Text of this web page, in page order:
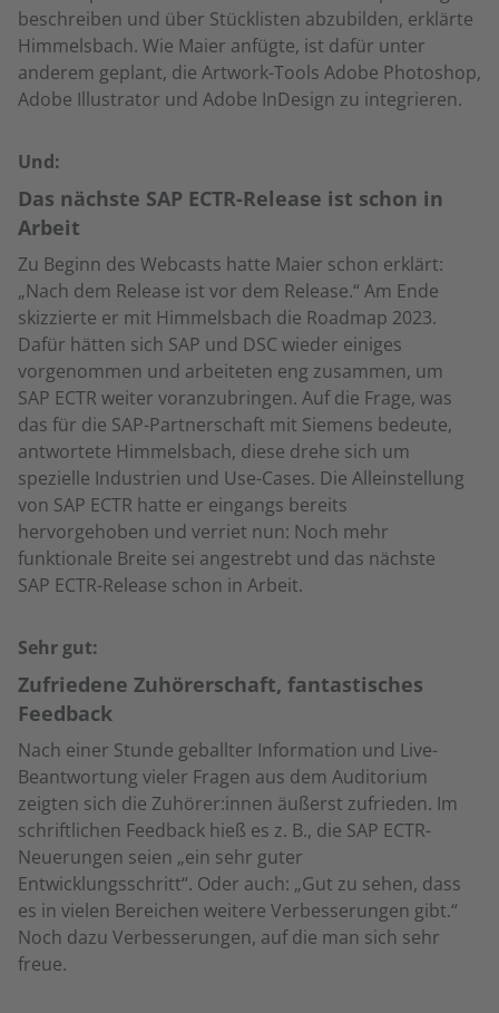
beschreiben und über Stücklisten abzubilden, erklärte
Himmelsbach. Wie Maier anfügte, ist dafür unter
anderem geplant, die Artwork-Tools Adobe Photoshop,
Adobe Illustrator und Adobe InDesign zu integrieren.
Und:
Das nächste SAP ECTR-Release ist schon in
Arbeit
Zu Beginn des Webcasts hatte Maier schon erklärt:
„Nach dem Release ist vor dem Release.“ Am Ende
skizzierte er mit Himmelsbach die Roadmap 2023.
Dafür hätten sich SAP und DSC wieder einiges
vorgenommen und arbeiteten eng zusammen, um
SAP ECTR weiter voranzubringen. Auf die Frage, was
das für die SAP-Partnerschaft mit Siemens bedeute,
antwortete Himmelsbach, diese drehe sich um
spezielle Industrien und Use-Cases. Die Alleinstellung
von SAP ECTR hatte er eingangs bereits
hervorgehoben und verriet nun: Noch mehr
funktionale Breite sei angestrebt und das nächste
SAP ECTR-Release schon in Arbeit.
Sehr gut:
Zufriedene Zuhörerschaft, fantastisches
Feedback
Nach einer Stunde geballter Information und Live-
Beantwortung vieler Fragen aus dem Auditorium
zeigten sich die Zuhörer:innen äußerst zufrieden. Im
schriftlichen Feedback hieß es z. B., die SAP ECTR-
Neuerungen seien „ein sehr guter
Entwicklungsschritt“. Oder auch: „Gut zu sehen, dass
es in vielen Bereichen weitere Verbesserungen gibt.“
Noch dazu Verbesserungen, auf die man sich sehr
freue.